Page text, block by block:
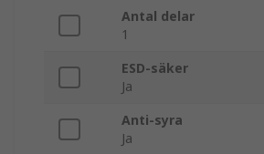
Antal delar
1
ESD-säker
Ja
Anti-syra
Ja